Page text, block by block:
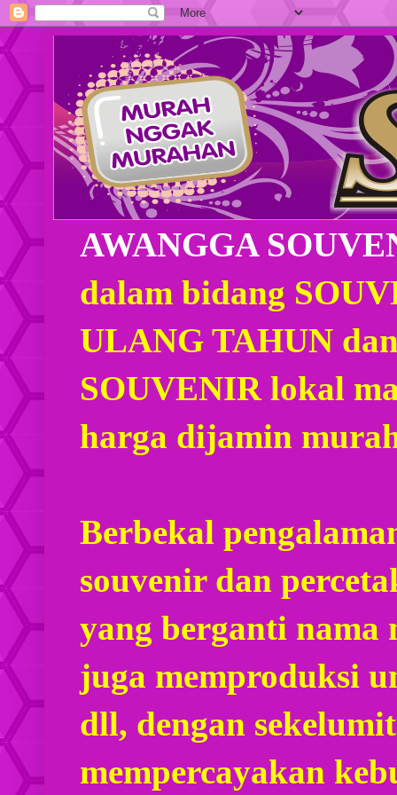
AWANGGA
dalam bidang
ULANG TAHUN
SOUVENIR lokal
harga dijamin
Berbekal
souvenir dan
yang berganti nama
juga memproduksi
dll, dengan
mempercayakan